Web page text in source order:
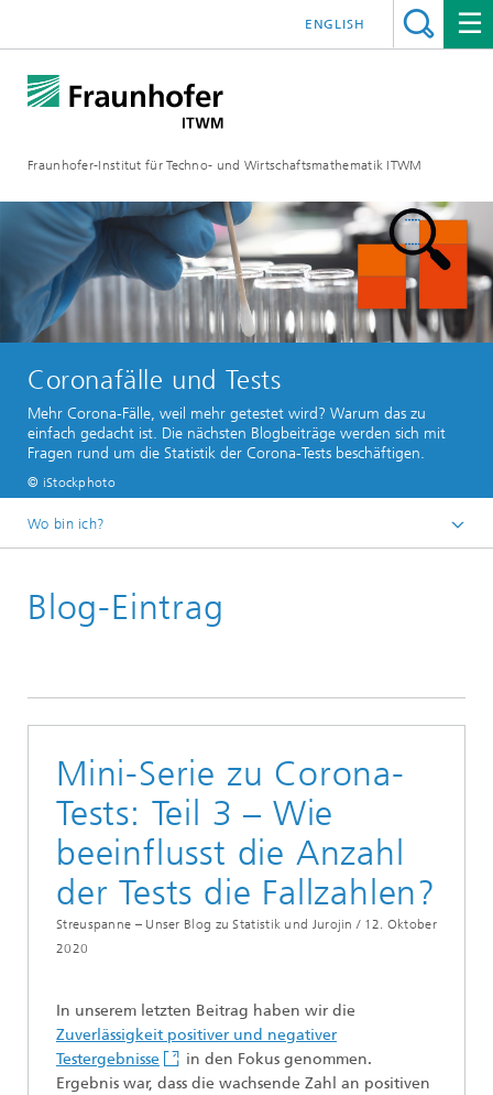
Fraunhofer-Institut für Techno- und Wirtschaftsmathematik ITWM
ENGLISH
Coronafälle und Tests
Mehr Corona-Fälle, weil mehr getestet wird? Warum das zu
einfach gedacht ist. Die nächsten Blogbeiträge werden sich mit
Fragen rund um die Statistik der Corona-Tests beschäftigen.
© iStockphoto
Wo bin ich?
Abteilungen und Bereiche
Streuspanne – Statistik und ihre Kuriositäten
Blog-Eintrag
Mini-Serie zu Corona-
Tests: Teil 3 – Wie
beeinflusst die Anzahl
der Tests die Fallzahlen?
Streuspanne – Unser Blog zu Statistik und Jurojin / 12. Oktober
2020
In unserem letzten Beitrag haben wir die
Zuverlässigkeit positiver und negativer
Testergebnisse
in den Fokus genommen.
Ergebnis war, dass die wachsende Zahl an positiven